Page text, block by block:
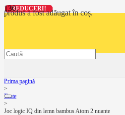
produsa fost adăugat în coș.
Prima pagină
>
Toate
>
Joc logic IQ din lemn bambus Atom 2 nuante
REDUCERI!
REDUCERI!
REDUCERI!
REDUCERI!